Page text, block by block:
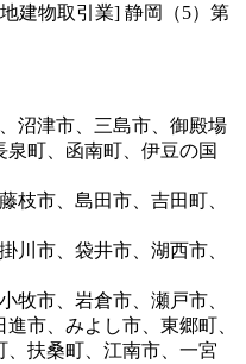
建物取引業] 静岡（5）第
沼津市、三島市、御殿場
町、函南町、伊豆の国
枝市、島田市、吉田町、
川市、袋井市、湖西市、
牧市、岩倉市、瀬戸市、
市、みよし市、東郷町、
、扶桑町、江南市、一宮